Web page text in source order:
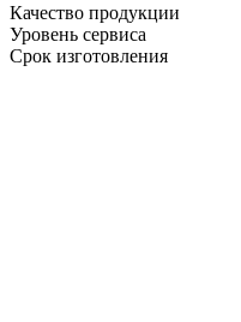
Качество продукции
Уровень сервиса
Срок изготовления